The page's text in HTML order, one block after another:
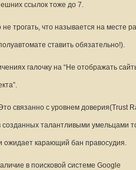
ссылок тоже до 7.
трогать, что называется на месте
ставить обязательно!).
галочку на “Не отображать
связанно с уровнем доверия(Trust
созданных талантливыми умельцами
ожидает карающий бан правосудия.
в поисковой системе Google